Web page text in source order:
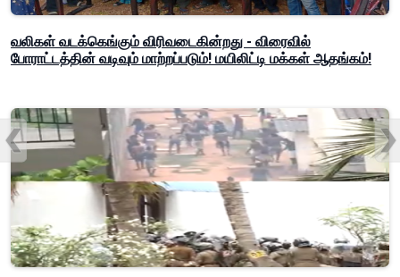
வலிகள் வடக்கெங்கும் விரிவடைகின்றது - விரைவில்
போராட்டத்தின் வடிவும் மாற்றப்படும்! மயிலிட்டி மக்கள் ஆதங்கம்!